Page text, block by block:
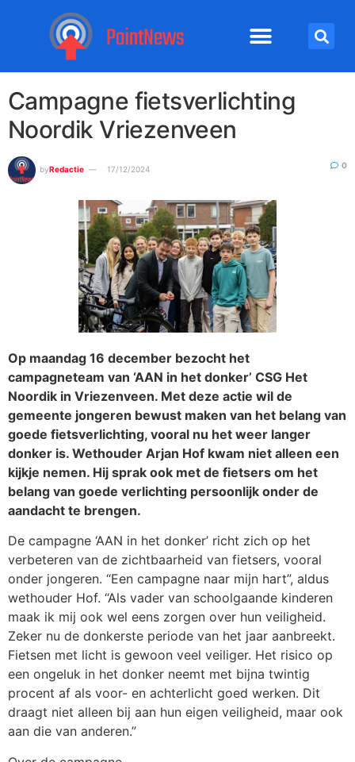
Campagne fietsverlichting
Noordik Vriezenveen
byRedactie 17/12/2024 0
Op maandag 16 december bezocht het
campagneteam van ‘AAN in het donker’ CSG Het
Noordik in Vriezenveen. Met deze actie wil de
gemeente jongeren bewust maken van het belang van
goede fietsverlichting, vooral nu het weer langer
donker is. Wethouder Arjan Hof kwam niet alleen een
kijkje nemen. Hij sprak ook met de fietsers om het
belang van goede verlichting persoonlijk onder de
aandacht te brengen.
De campagne ‘AAN in het donker’ richt zich op het
verbeteren van de zichtbaarheid van fietsers, vooral
onder jongeren. “Een campagne naar mijn hart”, aldus
wethouder Hof. “Als vader van schoolgaande kinderen
maak ik mij ook wel eens zorgen over hun veiligheid.
Zeker nu de donkerste periode van het jaar aanbreekt.
Fietsen met licht is gewoon veel veiliger. Het risico op
een ongeluk in het donker neemt met bijna twintig
procent af als voor- en achterlicht goed werken. Dit
draagt niet alleen bij aan hun eigen veiligheid, maar ook
aan die van anderen.”